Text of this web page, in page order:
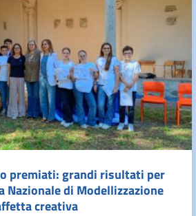
premiati: grandi risultati per
Nazionale di Modellizzazione
creativa